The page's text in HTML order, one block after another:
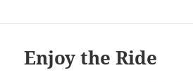
Enjoy the Ride